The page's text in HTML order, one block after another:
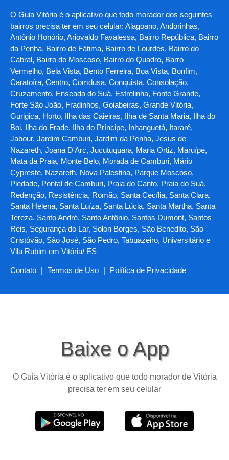
O Guia Vitória é o aplicativo que todo morador dos seguintes
bairros precisa ter em seu celular: Alagoano, Andorinhas,
Antônio Honório, Ariovaldo Favalessa, Bairro República, Bairro
da Penha, Bairro de Fátima, Bairro de Lourdes, Bairro do
Cabral, Bairro do Moscoso, Bairro do Quadro, Barro
Vermelho, Bela Vista, Bento Ferreira, Boa Vista, Bonfim,
Caratoíra, Centro, Comdusa, Conquista, Consolação,
Cruzamento, Enseada do Suá, Estrelinha, Fonte Grande,
Forte São João, Fradinhos, Goiabeiras, Grande Vitória,
Gurigica, Horto, Ilha das Caieiras, Ilha de Santa Maria, Ilha do
Boi, Ilha do Frade, Ilha do Príncipe, Inhanguetá, Itararé,
Jabour, Jardim Camburi, Jardim da Penha, Jesus de
Nazareth, Joana D'Arc, Jucutuquara, Maria Ortiz, Maruípe,
Mata da Praia, Monte Belo, Morada de Camburi, Mário
Cypreste, Nazareth, Nova Palestina, Parque Moscoso,
Piedade, Pontal de Camburi, Praia do Canto, Praia do Suá,
Redenção, Resistência, Romão, Santa Cecília, Santa Clara,
Santa Helena, Santa Luíza, Santa Lúcia, Santa Martha, Santa
Tereza, Santo André, Santo Antônio, Santos Dumont, Santos
Reis, Segurança do Lar, Solon Borges, São Benedito, São
Cristóvão, São José, São Pedro, Tabuazeiro, Universitário e
Vila Rubim em Vitória/ ES
Contato | Termos de Uso | Política de Privacidade
Baixe o App
O Guia Vitória é o aplicativo que todo morador de Vitória
precisa ter em seu celular